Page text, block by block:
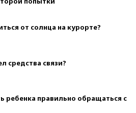
от солнца на курорте?
средства связи?
ребенка правильно обращаться с